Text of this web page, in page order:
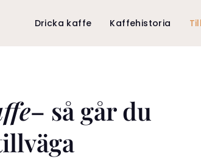
Dricka kaffe Kaffehistoria
– så går du